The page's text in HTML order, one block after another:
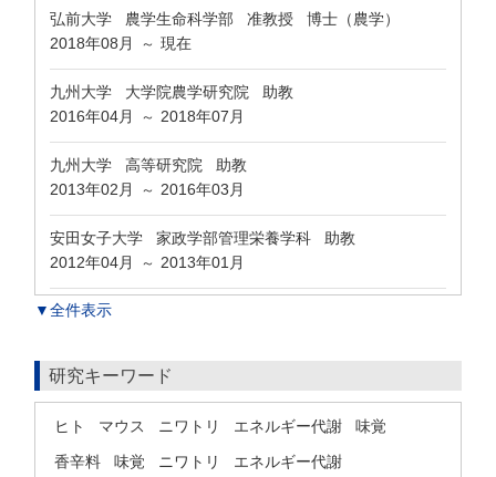
弘前大学 農学生命科学部 准教授 博士（農学）
2018年08月
～ 現在
九州大学 大学院農学研究院 助教
2016年04月
～ 2018年07月
九州大学 高等研究院 助教
2013年02月
～ 2016年03月
安田女子大学 家政学部管理栄養学科 助教
2012年04月
～ 2013年01月
▼全件表示
研究キーワード
ヒト マウス ニワトリ エネルギー代謝
味覚
香辛料
味覚 ニワトリ
エネルギー代謝